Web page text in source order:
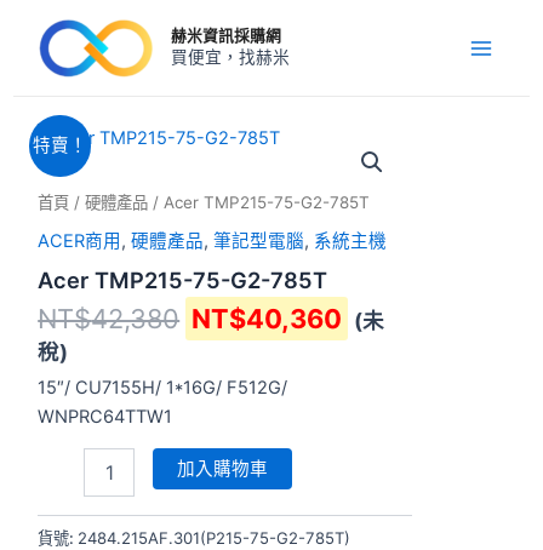
赫米資訊採購網
買便宜，找赫米
Menu
特賣！
首頁 /硬體產品 / Acer TMP215-75-G2-785T
ACER商用 ,硬體產品,筆記型電腦, 系統主機
Acer TMP215-75-G2-785T
NT$42,380
原
價
格：
NT$42,380。
NT$40,360
前
價
格：
NT$40,360。
(未
稅)
15″/ CU7155H/ 1*16G/ F512G/
WNPRC64TTW1
Acer
TMP215-
75-
G2-
785T
量
加入購物車
貨號: 2484.215AF.301(P215-75-G2-785T)